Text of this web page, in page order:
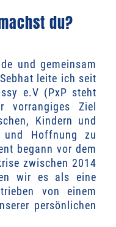
du?
und gemeinsam
leite ich seit
e.V (PxP steht
vorrangiges Ziel
Kindern und
und Hoffnung zu
begann vor dem
zwischen 2014
wir es als eine
von einem
persönlichen